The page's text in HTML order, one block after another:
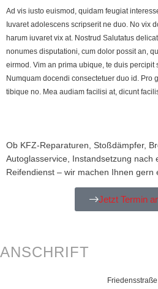
Ad vis iusto euismod, quidam feugiat
Iuvaret adolescens scripserit ne duo. No vix
harum iuvaret vix at. Nostrud Salutatus
nonumes disputationi, cum dolor possit an,
eirmod. Vim an prima ubique, te duis percipit
Numquam docendi consectetuer duo id. Pro
tibique no. Mea audiam facilisi at, dicunt
Ob KFZ-Reparaturen, Stoßdämpfer,
Autoglasservice, Instandsetzung nach
Reifendienst – wir machen Ihnen gern
Jetzt Termin
ANSCHRIFT